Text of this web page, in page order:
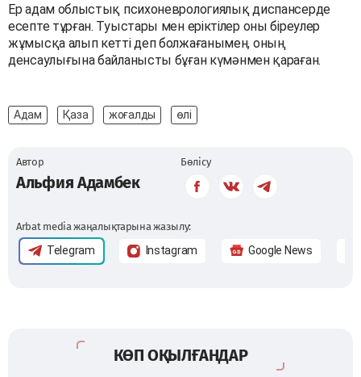
Ер адам облыстық психоневрологиялық диспансерде
есепте тұрған. Туыстары мен еріктілер оны біреулер
жұмысқа алып кетті деп болжағанымен, оның
денсаулығына байланысты бұған күмәнмен қараған.
Адам Қаза жоғалды өлі
Автор
Альфия Адамбек
Бөлісу
Arbat media жаңалықтарына жазылу:
Telegram Instagram Google News
КӨП ОҚЫЛҒАНДАР